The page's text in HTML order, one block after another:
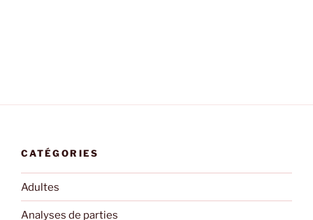
CATÉGORIES
Adultes
Analyses de parties